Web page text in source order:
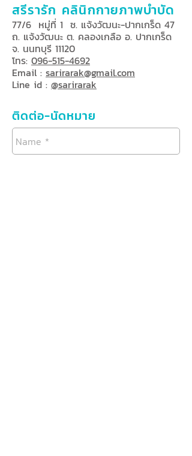
สรีรารัก คลินิกกายภาพบำบัด
77/6 หมู่ที่ 1 ซ. แจ้งวัฒนะ-ปากเกร็ด 47
ถ. แจ้งวัฒนะ ต. คลองเกลือ อ. ปากเกร็ด
จ. นนทบุรี 11120
โทร: 096-515-4692
Email : sarirarak@gmail.com
Line id : @sarirarak
ติดต่อ-นัดหมาย